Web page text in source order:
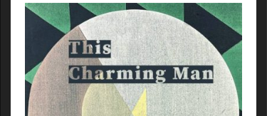
いうDominic Millerは、「偉大で穏やかなストー
リーテラー」などと多くのメディアで絶賛されて
きましたが、何と言っても輝かしいStingの右腕
としてのキャリアで名高いですね。Stingは彼の
ことを「色彩豊かな音の建築家」と称賛し、やは
り共演歴のあるPaul Simonはその詩情がこぼれ
落ちるようなギター・プレイを「ジャズとイング
リッシュ・フォークの香りがする美しい音色」と
讃えている、テクニカルかつメロディアスなセン